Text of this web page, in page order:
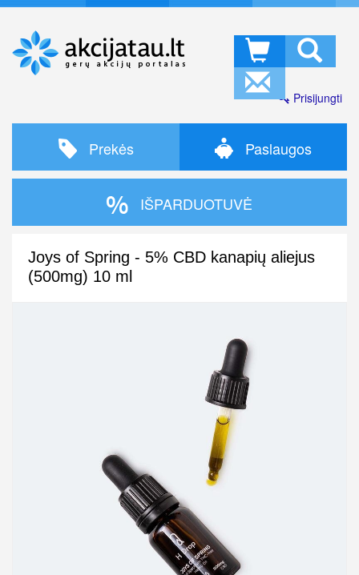
Prisijungti
Prekės Paslaugos
IŠPARDUOTUVĖ
Joys of Spring - 5% CBD kanapių aliejus
(500mg) 10 ml